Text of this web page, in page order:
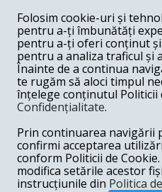
COMENTARII
Nume
Email
Folosim cookie-uri și
pentru a-ți îmbunătăți
pentru a-ți oferi conținut
pentru a analiza traficul și
Înainte de a continua
te rugăm să aloci timpul
înțelege conținutul Politicii
Confidențialitate.
Prin continuarea navigării
confirmi acceptarea
conform Politicii de
modifica setările acestor
instrucțiunile din Politica